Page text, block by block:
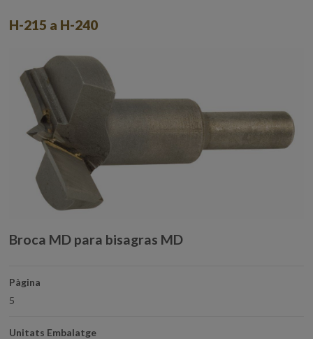
H-215 a H-240
Broca MD para bisagras MD
Pàgina
5
Unitats Embalatge